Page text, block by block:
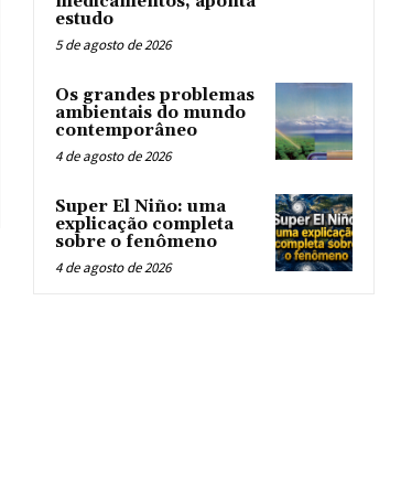
estudo
5 de agosto de 2026
Os grandes problemas
ambientais do mundo
contemporâneo
4 de agosto de 2026
Super El Niño: uma
explicação completa
sobre o fenômeno
4 de agosto de 2026